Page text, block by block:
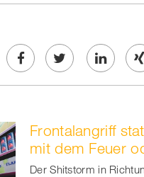
Share
Facebook
Twe
on
twitt
Share
linkedin
Frontalangriff
mit dem Feuer
Der Shitstorm in